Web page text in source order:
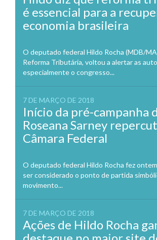
é essencial para a
economia brasileira
O deputado federal Hildo Rocha (MDB/
Reforma Tributária, voltou a alertar as
especialmente o congresso...
7 DE MARÇO DE 2018
Início da pré-campanha
Roseana Sarney
Câmara Federal
O deputado federal Hildo Rocha fez
ser considerado o ponto de partida
movimento...
7 DE MARÇO DE 2018
Ações de Hildo Rocha